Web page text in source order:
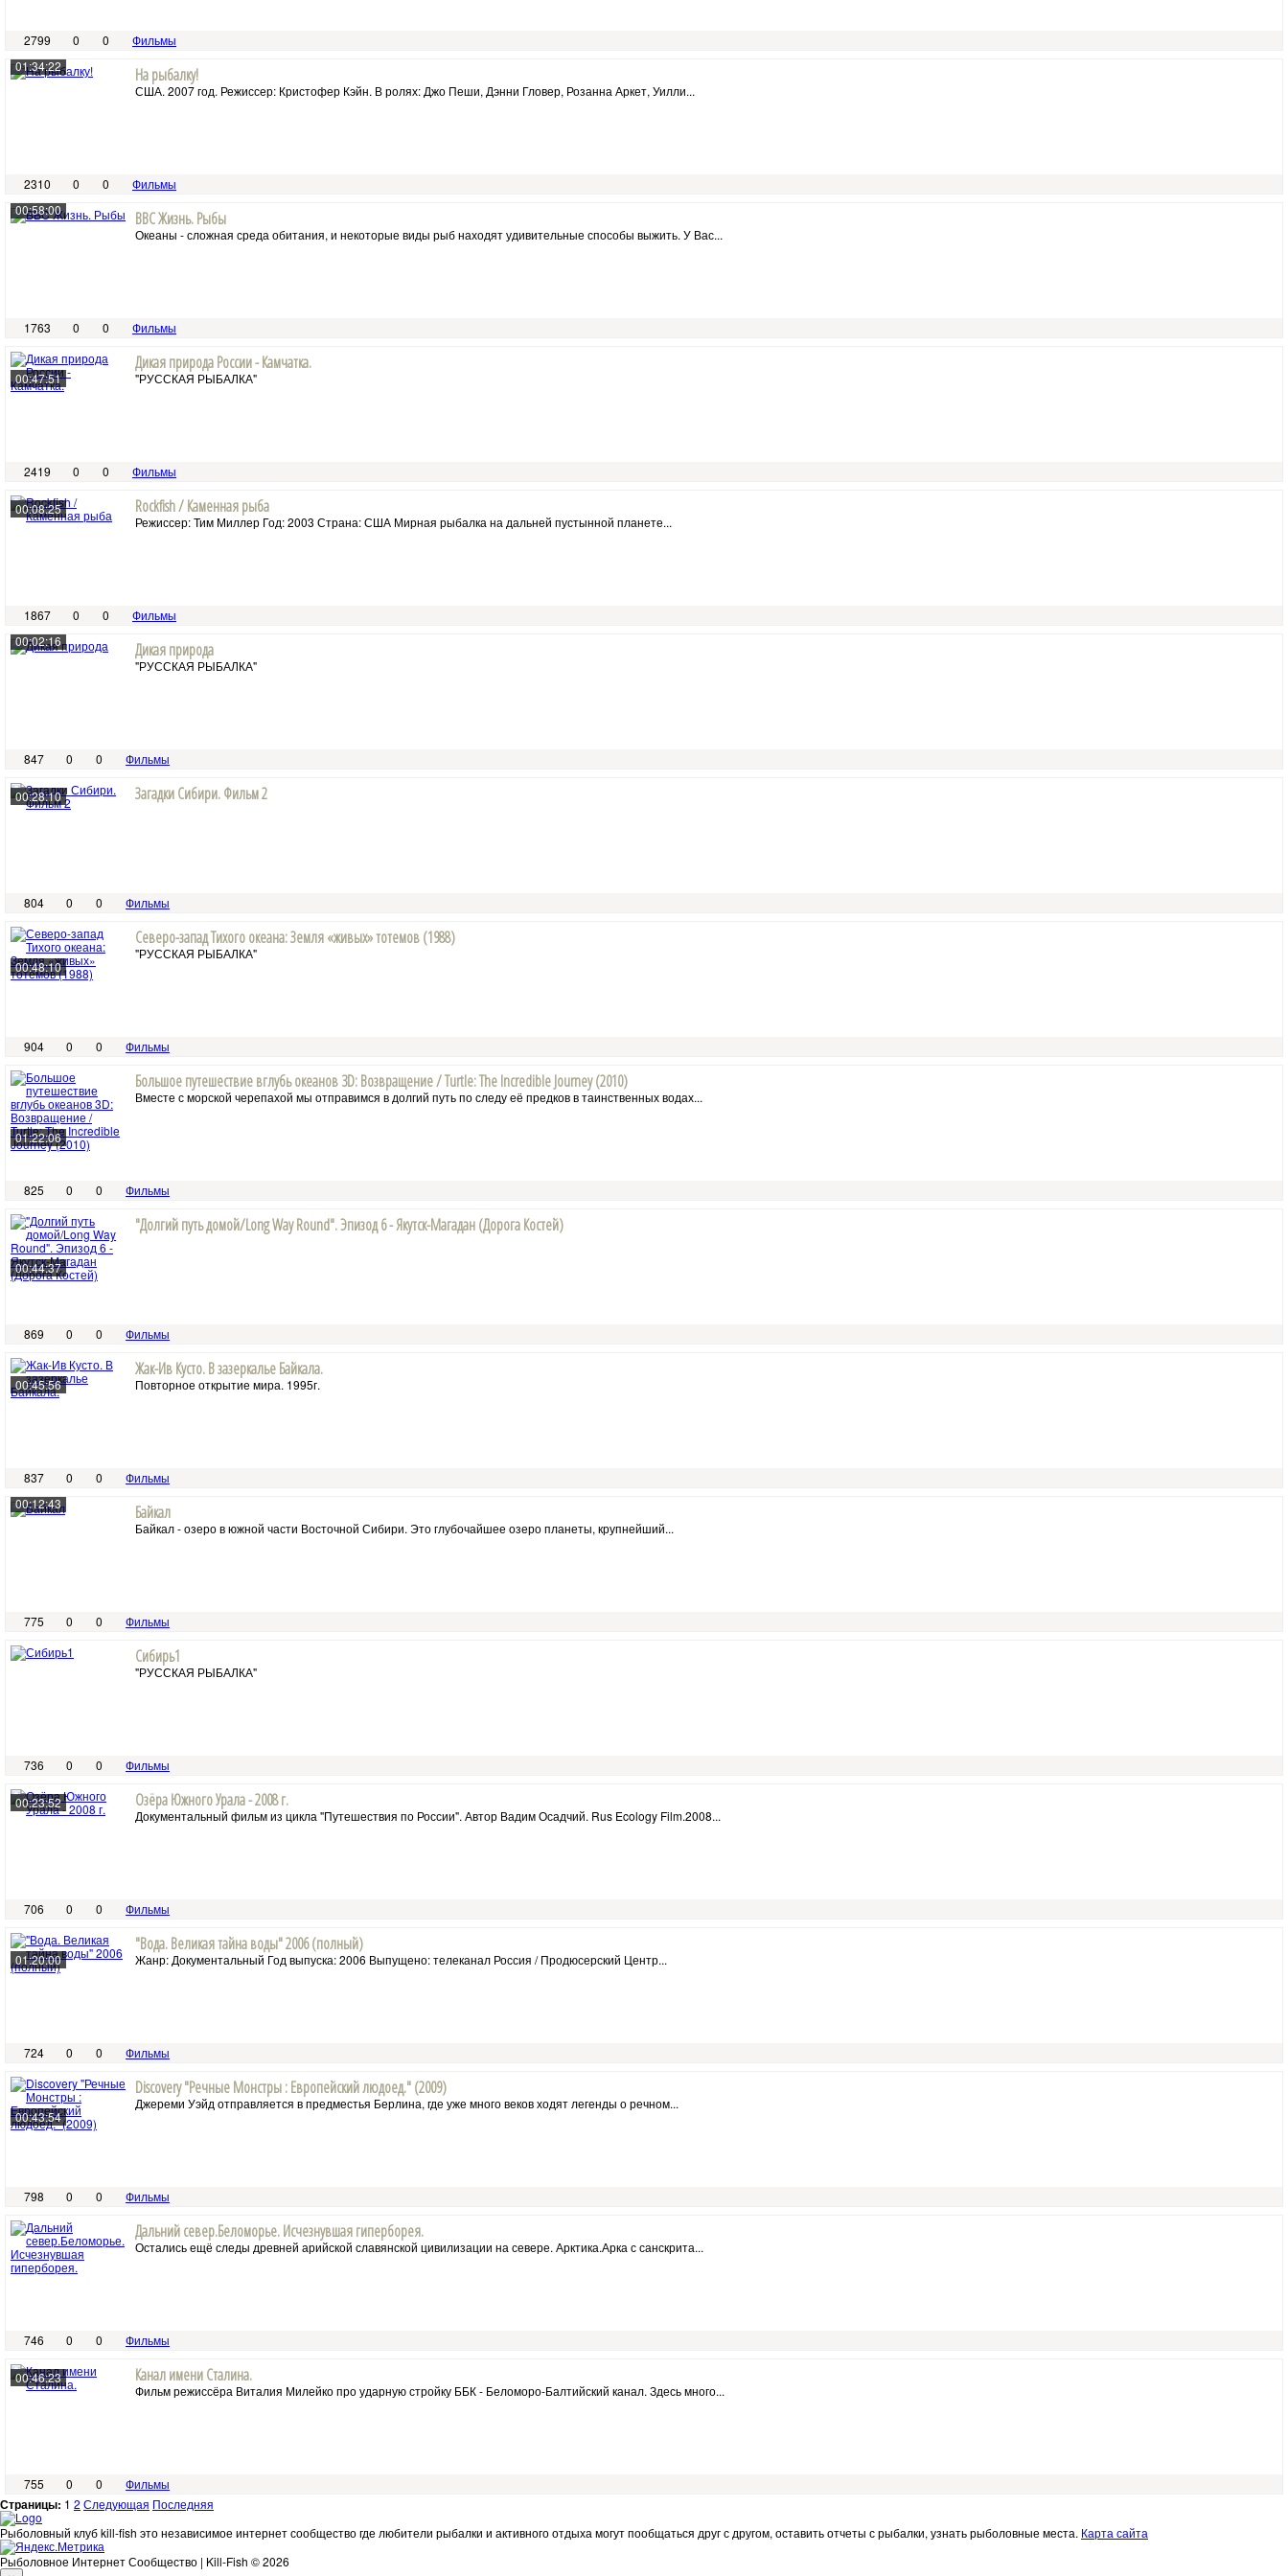
2799 0 0
Фильмы
01:34:22
На рыбалку!
США. 2007 год. Режиссер: Кристофер Кэйн. В ролях: Джо Пеши, Дэнни Гловер, Розанна Аркет, Уилли...
2310 0 0
Фильмы
00:58:00
BBC Жизнь. Рыбы
Океаны - сложная среда обитания, и некоторые виды рыб находят удивительные способы выжить. У Вас...
1763 0 0 Фильмы
00:47:51
Дикая природа России - Камчатка.
"РУССКАЯ РЫБАЛКА"
2419 0 0 Фильмы
00:08:25 Rockfish / Каменная рыба
Режиссер: Тим Миллер Год: 2003 Страна: США Мирная рыбалка на дальней пустынной планете...
1867 0 0
Фильмы
00:02:16
Дикая природа
"РУССКАЯ РЫБАЛКА"
847 0 0 Фильмы
00:28:10 Загадки Сибири. Фильм 2
804 0 0 Фильмы
00:48:10
Северо-запад Тихого океана: Земля «живых» тотемов (1988)
"РУССКАЯ РЫБАЛКА"
904 0 0 Фильмы
01:22:06
Большое путешествие вглубь океанов 3D: Возвращение / Turtle: The Incredible Journey (2010)
Вместе с морской черепахой мы отправимся в долгий путь по следу её предков в таинственных водах...
825 0 0 Фильмы
00:44:37
"Долгий путь домой/Long Way Round". Эпизод 6 - Якутск-Магадан (Дорога Костей)
869 0 0 Фильмы
00:45:56
Жак-Ив Кусто. В зазеркалье Байкала.
Повторное открытие мира. 1995г.
837 0 0
Фильмы
00:12:43
Байкал
Байкал - озеро в южной части Восточной Сибири. Это глубочайшее озеро планеты, крупнейший...
775 0 0 Фильмы
Сибирь1
"РУССКАЯ РЫБАЛКА"
736 0 0 Фильмы
00:23:52 Озёра Южного Урала - 2008 г.
Документальный фильм из цикла "Путешествия по России". Автор Вадим Осадчий. Rus Ecology Film.2008...
706 0 0 Фильмы
01:20:00
"Вода. Великая тайна воды" 2006 (полный)
Жанр: Документальный Год выпуска: 2006 Выпущено: телеканал Россия / Продюсерский Центр...
724 0 0 Фильмы
00:43:54
Discovery "Речные Монстры : Европейский людоед." (2009)
Джереми Уэйд отправляется в предместья Берлина, где уже много веков ходят легенды о речном...
798 0 0 Фильмы
Дальний север.Беломорье. Исчезнувшая гиперборея.
Остались ещё следы древней арийской славянской цивилизации на севере. Арктика.Арка с санскрита...
746 0 0 Фильмы
00:46:23 Канал имени Сталина.
Фильм режиссёра Виталия Милейко про ударную стройку ББК - Беломоро-Балтийский канал. Здесь много...
755 0 0 Фильмы
Страницы: 1 2 Следующая Последняя
Рыболовный клуб kill-fish это независимое интернет сообщество где любители рыбалки и активного отдыха могут пообщаться друг с другом, оставить отчеты с рыбалки, узнать рыболовные места. Карта сайта
Рыболовное Интернет Сообщество | Kill-Fish © 2026